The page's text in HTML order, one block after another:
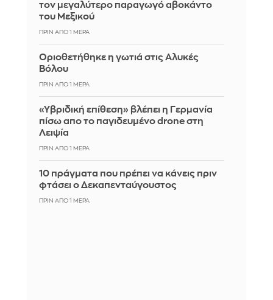
τον μεγαλύτερο παραγωγό αβοκάντο
του Μεξικού
ΠΡΙΝ ΑΠΌ 1 ΜΈΡΑ
Οριοθετήθηκε η γωτιά στις Αλυκές
Βόλου
ΠΡΙΝ ΑΠΌ 1 ΜΈΡΑ
«Υβριδική επίθεση» βλέπει η Γερμανία
πίσω απο το παγιδευμένο drone στη
Λειψία
ΠΡΙΝ ΑΠΌ 1 ΜΈΡΑ
10 πράγματα που πρέπει να κάνεις πριν
φτάσει ο Δεκαπενταύγουστος
ΠΡΙΝ ΑΠΌ 1 ΜΈΡΑ